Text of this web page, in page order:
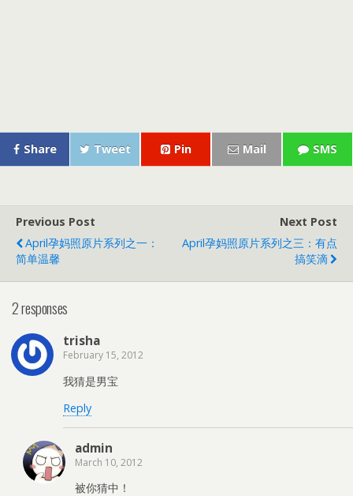
Share Tweet Pin Mail SMS
Previous Post
April孕妈照原片系列之一：
简单温馨
Next Post
April孕妈照原片系列之三：有点
搞笑滴
2 responses
trisha
February 15, 2012
我猜是男宝
Reply
admin
March 10, 2012
被你猜中！